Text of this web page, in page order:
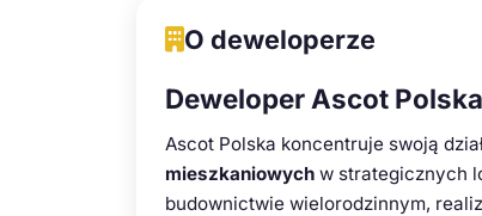
O deweloperze
Deweloper Ascot
Ascot Polska koncentruje swoją
mieszkaniowych w strategicznych
budownictwie wielorodzinnym,